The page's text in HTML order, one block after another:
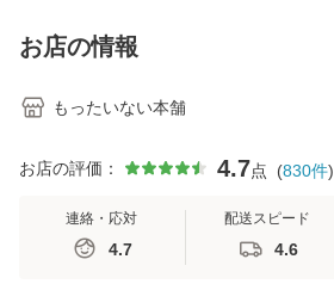
恵 藤本幸三 / 南江
堂 [単行
お店の情報
もったいない本舗
お店の評価： 4.7点 (830件)
連絡・応対
4.7
配送スピード
4.6